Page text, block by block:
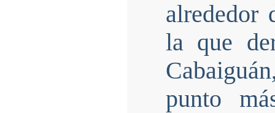
alrededor
la que
punto